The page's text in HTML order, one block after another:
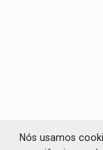
Nós usamos